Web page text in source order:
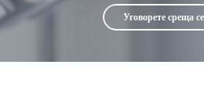
Уговорете среща